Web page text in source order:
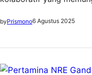
byPrismono6 Agustus 2025